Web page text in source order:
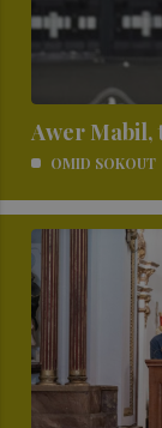
Awer Mabil,
OMID SOKOUT